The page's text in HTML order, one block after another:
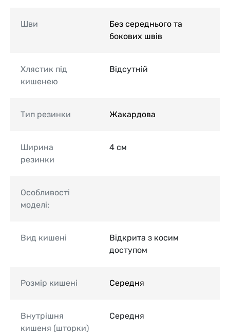
Шви
Без середнього та
бокових швів
Хлястик під
кишенею
Відсутній
Тип резинки Жакардова
Ширина
резинки
4 см
Особливості
моделі:
Вид кишені
Відкрита з косим
доступом
Розмір кишені Середня
Внутрішня
кишеня (шторки)
Середня